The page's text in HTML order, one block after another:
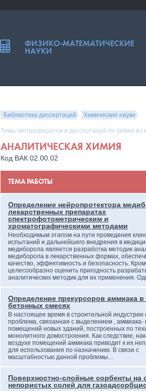
Библиотека диссертаций Химические науки
Темы авторефератов и диссертаций по химии из
АНАЛИТИЧЕСКАЯ ХИМИЯ
Код ВАК 02.00.02
ТЕМА РАБОТЫ
Определение нейропротектора
лекарственных препаратах
спектрофотометрическим и
хроматографическими методами
Необходимым этапом на пути проведения
испытаний и дальнейшего внедрения в
медиборола является разработка методик
медиборола в лекарственных формах,
качество, эффективность и безопасность.
целесообразно оценить пригодность
аналитических методик для их применения.
Определение прекурсоров аммиака в
бетонных смесях
В настоящее время в строительной индустрии
проблема, связанная с выделением , аммиака-
помещений новых зданий, построенных по
монолитного домостроения. Как следствие,
воздухе помещений аммиака приводит к их
для использования по назначению. В связи с
масштабностью данной проблемы…
Поверхностно-слойные сорбенты на
непористых солей для
ФИЗИКО-МАТЕМАТИЧЕСКИЕ
НАУКИ